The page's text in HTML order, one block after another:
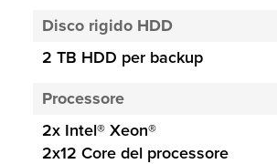
Disco rigido HDD
2 TB HDD per backup
Processore
2x Intel® Xeon®
2x12 Core del processore